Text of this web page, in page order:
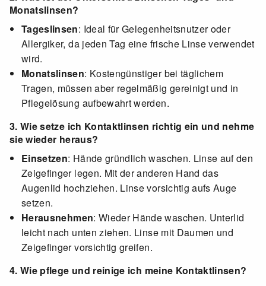
Monatslinsen?
Tageslinsen: Ideal für Gelegenheitsnutzer oder
Allergiker, da jeden Tag eine frische Linse verwendet
wird.
Monatslinsen: Kostengünstiger bei täglichem
Tragen, müssen aber regelmäßig gereinigt und in
Pflegelösung aufbewahrt werden.
3. Wie setze ich Kontaktlinsen richtig ein und nehme
sie wieder heraus?
Einsetzen: Hände gründlich waschen. Linse auf den
Zeigefinger legen. Mit der anderen Hand das
Augenlid hochziehen. Linse vorsichtig aufs Auge
setzen.
Herausnehmen: Wieder Hände waschen. Unterlid
leicht nach unten ziehen. Linse mit Daumen und
Zeigefinger vorsichtig greifen.
4. Wie pflege und reinige ich meine Kontaktlinsen?